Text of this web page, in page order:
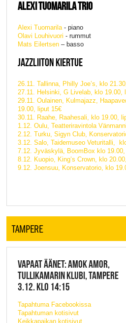
ALEXI TUOMARILA TRIO
Alexi Tuomarila- piano
Olavi Louhivuori - rummut
Mats Eilertsen – basso
JAZZLIITON KIERTUE
26.11. Tallinna, Philly Joe’s, klo
27.11. Helsinki, G Livelab, klo 19.00,
29.11. Oulainen, Kulmajazz,
19.00, liput 15€
30.11. Raahe, Raahesali, klo 19.00,
1.12. Oulu, Teatteriravintola
2.12. Turku, Sigyn Club,
3.12. Salo, Taidemuseo Veturitalli,
7.12. Jyväskylä, BoomBox klo
8.12. Kuopio, King’s Crown, klo
9.12. Joensuu, Konservatorio, klo
TAMPERE
VAPAAT ÄÄNET: AMOK AMOR,
TULLIKAMARIN KLUBI, TAMPERE
3.12. KLO 14:15
Tapahtuma Facebookissa
Tapahtuman kotisivut
Keikkapaikan kotisivut